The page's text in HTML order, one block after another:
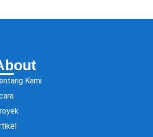
Kami